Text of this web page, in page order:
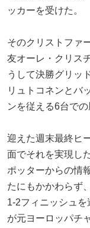
ッカーを受けた。
そのクリストファ
友オーレ・クリス
うして決勝グリッ
リュトコネンとバ
ンを従える6台での
迎えた週末最終ヒ
面でそれを実現し
ポッターからの情
たにもかかわらず
1-2フィニッシュ
が元ヨーロッパチ